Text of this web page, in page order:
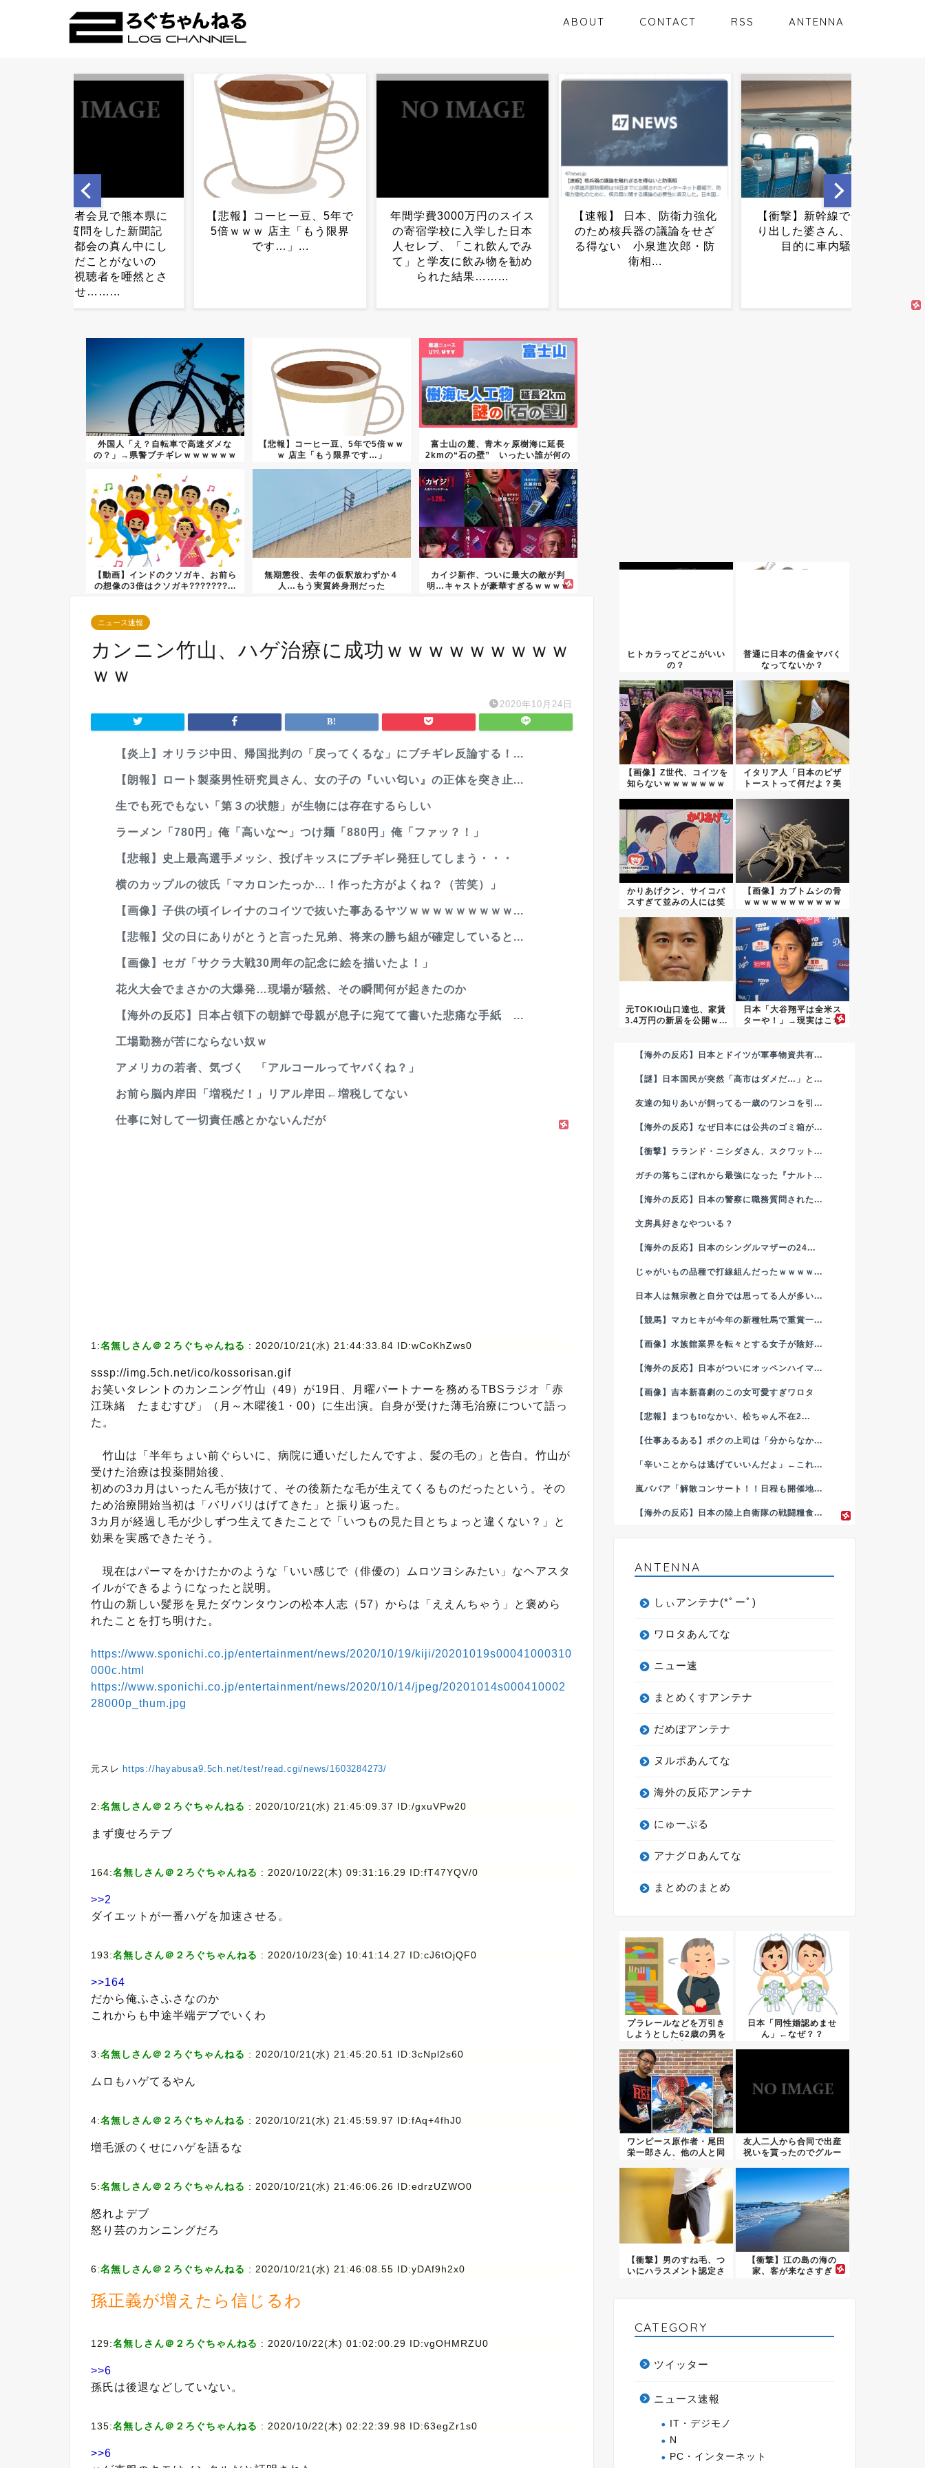
ABOUT CONTACT RSS ANTENNA
年間学費3000万円のスイス
の寄宿学校に入学した日本
人セレブ、「これ飲んでみ
【速報】 日本、防衛力強化
のため核兵器の議論をせざ
る得ない 小泉進次郎・防
衛相...
【衝撃】新幹線で包丁を取
り出した婆さん、まさかの
目的に車内騒然...
小泉防衛相「別班は存在し
ない」→逆に怪しすぎると
話題にｗｗｗｗｗｗｗｗｗ
【悲報】コーヒー豆、5年で
5倍ｗｗｗ 店主「もう限界
です…」...
外国人「え？自転車で高速ダメな
の？」→県警ブチギレｗｗｗｗｗｗ
【悲報】コーヒー豆、5年で5倍ｗｗ
ｗ 店主「もう限界です…」
富士山の麓、青木ヶ原樹海に延長
2kmの“石の壁” いったい誰が何の
【動画】インドのクソガキ、お前ら
の想像の3倍はクソガキ???????...
無期懲役、去年の仮釈放わずか４
人…もう実質終身刑だった
カイジ新作、ついに最大の敵が判
明…キャストが豪華すぎるｗｗｗｗ
ニュース速報
カンニン竹山、ハゲ治療に成功ｗｗｗｗｗｗｗｗｗ
ｗｗ
2020年10月24日
【炎上】オリラジ中田、帰国批判の「戻ってくるな」にブチギレ反論する！...
【朗報】ロート製薬男性研究員さん、女の子の『いい匂い』の正体を突き止...
生でも死でもない「第３の状態」が生物には存在するらしい
ラーメン「780円」俺「高いな〜」つけ麺「880円」俺「ファッ？！」
【悲報】史上最高選手メッシ、投げキッスにブチギレ発狂してしまう・・・
横のカップルの彼氏「マカロンたっか…！作った方がよくね？（苦笑）」
【画像】子供の頃イレイナのコイツで抜いた事あるヤツｗｗｗｗｗｗｗｗｗ...
【悲報】父の日にありがとうと言った兄弟、将来の勝ち組が確定していると...
【画像】セガ「サクラ大戦30周年の記念に絵を描いたよ！」
花火大会でまさかの大爆発…現場が騒然、その瞬間何が起きたのか
【海外の反応】日本占領下の朝鮮で母親が息子に宛てて書いた悲痛な手紙 ...
工場勤務が苦にならない奴ｗ
アメリカの若者、気づく 「アルコールってヤバくね？」
お前ら脳内岸田「増税だ！」リアル岸田←増税してない
仕事に対して一切責任感とかないんだが
1:名無しさん＠２ろぐちゃんねる : 2020/10/21(水) 21:44:33.84 ID:wCoKhZws0
sssp://img.5ch.net/ico/kossorisan.gif
お笑いタレントのカンニング竹山（49）が19日、月曜パートナーを務めるTBSラジオ「赤
江珠緒 たまむすび」（月～木曜後1・00）に生出演。自身が受けた薄毛治療について語っ
た。
竹山は「半年ちょい前ぐらいに、病院に通いだしたんですよ、髪の毛の」と告白。竹山が
受けた治療は投薬開始後、
初めの3カ月はいったん毛が抜けて、その後新たな毛が生えてくるものだったという。その
ため治療開始当初は「バリバリはげてきた」と振り返った。
3カ月が経過し毛が少しずつ生えてきたことで「いつもの見た目とちょっと違くない？」と
効果を実感できたそう。
現在はパーマをかけたかのような「いい感じで（俳優の）ムロツヨシみたい」なヘアスタ
イルができるようになったと説明。
竹山の新しい髪形を見たダウンタウンの松本人志（57）からは「ええんちゃう」と褒めら
れたことを打ち明けた。
https://www.sponichi.co.jp/entertainment/news/2020/10/19/kiji/20201019s00041000310
000c.html
https://www.sponichi.co.jp/entertainment/news/2020/10/14/jpeg/20201014s000410002
28000p_thum.jpg
元スレ https://hayabusa9.5ch.net/test/read.cgi/news/1603284273/
2:名無しさん＠２ろぐちゃんねる : 2020/10/21(水) 21:45:09.37 ID:/gxuVPw20
まず痩せろテブ
164:名無しさん＠２ろぐちゃんねる : 2020/10/22(木) 09:31:16.29 ID:fT47YQV/0
>>2
ダイエットが一番ハゲを加速させる。
193:名無しさん＠２ろぐちゃんねる : 2020/10/23(金) 10:41:14.27 ID:cJ6tOjQF0
>>164
だから俺ふさふさなのか
これからも中途半端デブでいくわ
3:名無しさん＠２ろぐちゃんねる : 2020/10/21(水) 21:45:20.51 ID:3cNpl2s60
ムロもハゲてるやん
4:名無しさん＠２ろぐちゃんねる : 2020/10/21(水) 21:45:59.97 ID:fAq+4fhJ0
増毛派のくせにハゲを語るな
5:名無しさん＠２ろぐちゃんねる : 2020/10/21(水) 21:46:06.26 ID:edrzUZWO0
怒れよデブ
怒り芸のカンニングだろ
6:名無しさん＠２ろぐちゃんねる : 2020/10/21(水) 21:46:08.55 ID:yDAf9h2x0
孫正義が増えたら信じるわ
129:名無しさん＠２ろぐちゃんねる : 2020/10/22(木) 01:02:00.29 ID:vgOHMRZU0
>>6
孫氏は後退などしていない。
135:名無しさん＠２ろぐちゃんねる : 2020/10/22(木) 02:22:39.98 ID:63egZr1s0
>>6
ヒトカラってどこがいい
の？
普通に日本の借金ヤバく
なってないか？
【画像】Z世代、コイツを
知らないｗｗｗｗｗｗｗ
イタリア人「日本のピザ
トーストって何だよ？美
かりあげクン、サイコパ
スすぎて並みの人には笑
【画像】カブトムシの骨
ｗｗｗｗｗｗｗｗｗｗｗ
元TOKIO山口達也、家賃
3.4万円の新居を公開ｗ...
日本「大谷翔平は全米ス
ターや！」→現実はこち
【海外の反応】日本とドイツが軍事物資共有...
【謎】日本国民が突然「高市はダメだ…」と...
友達の知りあいが飼ってる一歳のワンコを引...
【海外の反応】なぜ日本には公共のゴミ箱が...
【衝撃】ラランド・ニシダさん、スクワット...
ガチの落ちこぼれから最強になった『ナルト...
【海外の反応】日本の警察に職務質問された...
文房具好きなやついる？
【海外の反応】日本のシングルマザーの24...
じゃがいもの品種で打線組んだったｗｗｗｗ...
日本人は無宗教と自分では思ってる人が多い...
【競馬】マカヒキが今年の新種牡馬で重賞一...
【画像】水族館業界を転々とする女子が陰好...
【海外の反応】日本がついにオッペンハイマ...
【画像】吉本新喜劇のこの女可愛すぎワロタ
【悲報】まつもtoなかい、松ちゃん不在2...
【仕事あるある】ボクの上司は「分からなか...
「辛いことからは逃げていいんだよ」←これ...
嵐ババア「解散コンサート！！日程も開催地...
【海外の反応】日本の陸上自衛隊の戦闘糧食...
ANTENNA
しぃアンテナ(*ﾟーﾟ)
ワロタあんてな
ニュー速
まとめくすアンテナ
だめぽアンテナ
ヌルポあんてな
海外の反応アンテナ
にゅーぷる
アナグロあんてな
まとめのまとめ
プラレールなどを万引き
しようとした62歳の男を
日本「同性婚認めませ
ん」←なぜ？？
ワンピース原作者・尾田
栄一郎さん、他の人と同
友人二人から合同で出産
祝いを貰ったのでグルー
【衝撃】男のすね毛、つ
いにハラスメント認定さ
【衝撃】江の島の海の
家、客が来なさすぎ
CATEGORY
ツイッター
ニュース速報
IT・デジモノ
N
PC・インターネット